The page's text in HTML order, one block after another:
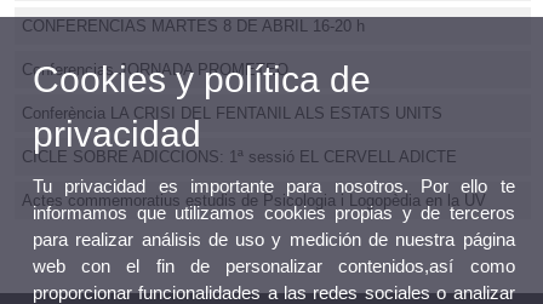
CONFERENCIAS MARTES 8 DE ABRIL 16-20 h
Conferencias JORNADA PROMETEO
Conferència LA CRISI DEL FENTANIL ALS ESTATS UNITS
CICLE SOBRE ADICCIONS: 1ª sessió EL CERVELL ADICTE
Actes commemoratius estudis de Psicologia i Logopèdia en la UV
Cookies y política de
privacidad
Tu privacidad es importante para nosotros. Por ello te
informamos que utilizamos cookies propias y de terceros
para realizar análisis de uso y medición de nuestra página
web con el fin de personalizar contenidos,así como
proporcionar funcionalidades a las redes sociales o analizar